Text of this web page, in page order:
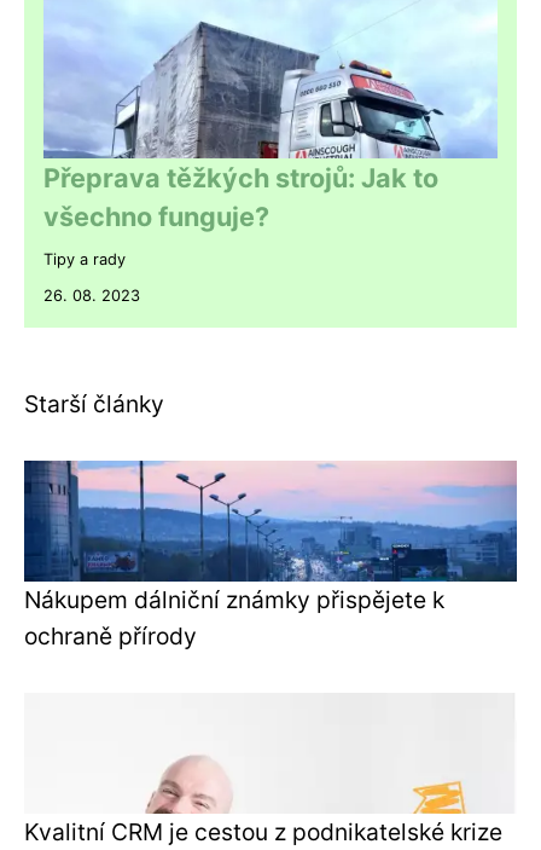
Přeprava těžkých strojů: Jak to
všechno funguje?
Tipy a rady
26. 08. 2023
Starší články
Nákupem dálniční známky přispějete k
ochraně přírody
Kvalitní CRM je cestou z podnikatelské krize